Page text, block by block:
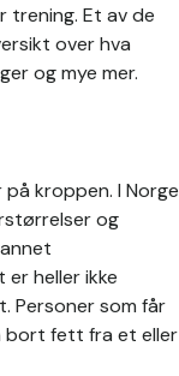
trening. Et av de
over hva
og mye mer.
kroppen. I Norge
og
heller ikke
Personer som får
bort fett fra et eller